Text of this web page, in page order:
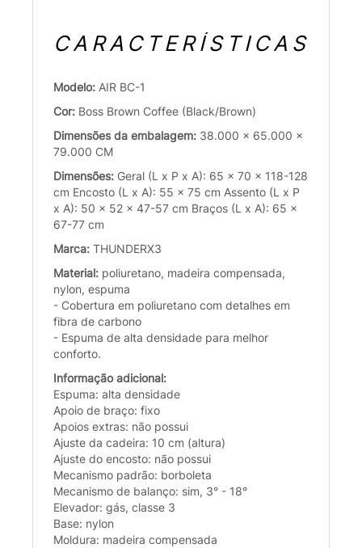
CARACTERÍSTICAS
Modelo: AIR BC-1
Cor: Boss Brown Coffee (Black/Brown)
Dimensões da embalagem: 38.000 x 65.000 x
79.000 CM
Dimensões: Geral (L x P x A): 65 x 70 x 118-128
cm Encosto (L x A): 55 x 75 cm Assento (L x P
x A): 50 x 52 x 47-57 cm Braços (L x A): 65 x
67-77 cm
Marca: THUNDERX3
Material: poliuretano, madeira compensada,
nylon, espuma
- Cobertura em poliuretano com detalhes em
fibra de carbono
- Espuma de alta densidade para melhor
conforto.
Informação adicional:
Espuma: alta densidade
Apoio de braço: fixo
Apoios extras: não possui
Ajuste da cadeira: 10 cm (altura)
Ajuste do encosto: não possui
Mecanismo padrão: borboleta
Mecanismo de balanço: sim, 3° - 18°
Elevador: gás, classe 3
Base: nylon
Moldura: madeira compensada